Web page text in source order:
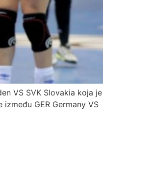
VS SVK Slovakia koja je
GER Germany VS